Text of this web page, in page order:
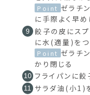
Point ゼラチ
に手際よく早
餃子の皮にス
に水(適量)をつ
Point ゼラチ
かり閉じる
フライパンに
サラダ油(小1)